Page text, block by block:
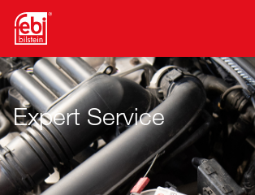
Перейти до основного змісту
Expert Service